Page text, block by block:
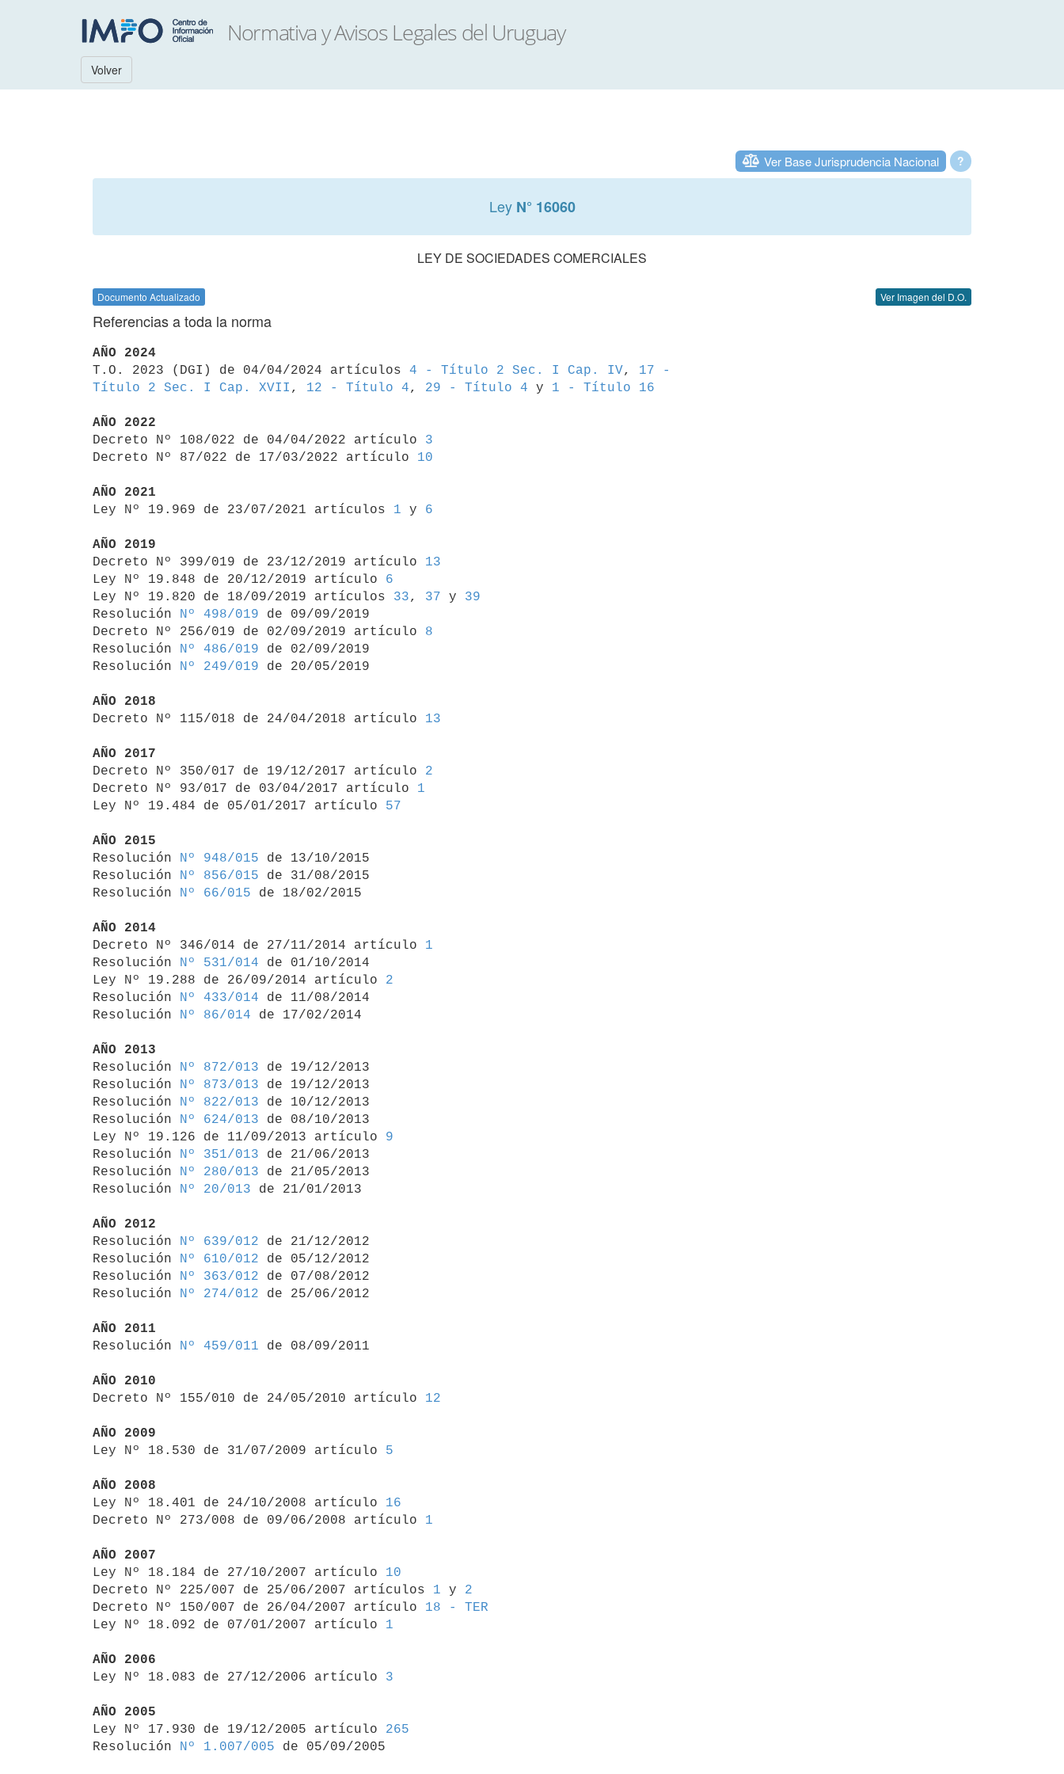
Volver
?
Ver Base Jurisprudencia Nacional
Ley N° 16060
LEY DE SOCIEDADES COMERCIALES
Documento Actualizado Ver Imagen del D.O.
Referencias a toda la norma
AÑO 2024
T.O. 2023 (DGI) de 04/04/2024 artículos 4 - Título 2 Sec. I Cap. IV, 17 -
Título 2 Sec. I Cap. XVII , 12 - Título 4, 29 - Título 4 y 1 - Título 16
AÑO 2022
Decreto Nº 108/022 de 04/04/2022 artículo 3
Decreto Nº 87/022 de 17/03/2022 artículo 10
AÑO 2021
Ley Nº 19.969 de 23/07/2021 artículos 1 y 6
AÑO 2019
Decreto Nº 399/019 de 23/12/2019 artículo 13
Ley Nº 19.848 de 20/12/2019 artículo 6
Ley Nº 19.820 de 18/09/2019 artículos 33, 37 y 39
Resolución
Nº 498/019 de 09/09/2019
Decreto Nº 256/019 de 02/09/2019 artículo 8
Resolución
Nº 486/019 de 02/09/2019
Resolución
Nº 249/019 de 20/05/2019
AÑO 2018
Decreto Nº 115/018 de 24/04/2018 artículo 13
AÑO 2017
Decreto Nº 350/017 de 19/12/2017 artículo 2
Decreto Nº 93/017 de 03/04/2017 artículo 1
Ley Nº 19.484 de 05/01/2017 artículo 57
AÑO 2015
Resolución
Nº 948/015 de 13/10/2015
Resolución
Nº 856/015 de 31/08/2015
Resolución
Nº 66/015 de 18/02/2015
AÑO 2014
Decreto Nº 346/014 de 27/11/2014 artículo 1
Resolución
Nº 531/014 de 01/10/2014
Ley Nº 19.288 de 26/09/2014 artículo 2
Resolución
Nº 433/014 de 11/08/2014
Resolución
Nº 86/014 de 17/02/2014
AÑO 2013
Resolución
Nº 872/013 de 19/12/2013
Resolución
Nº 873/013 de 19/12/2013
Resolución
Nº 822/013 de 10/12/2013
Resolución
Nº 624/013 de 08/10/2013
Ley Nº 19.126 de 11/09/2013 artículo 9
Resolución
Nº 351/013 de 21/06/2013
Resolución
Nº 280/013 de 21/05/2013
Resolución
Nº 20/013 de 21/01/2013
AÑO 2012
Resolución
Nº 639/012 de 21/12/2012
Resolución
Nº 610/012 de 05/12/2012
Resolución
Nº 363/012 de 07/08/2012
Resolución
Nº 274/012 de 25/06/2012
AÑO 2011
Resolución
Nº 459/011 de 08/09/2011
AÑO 2010
Decreto Nº 155/010 de 24/05/2010 artículo 12
AÑO 2009
Ley Nº 18.530 de 31/07/2009 artículo 5
AÑO 2008
Ley Nº 18.401 de 24/10/2008 artículo 16
Decreto Nº 273/008 de 09/06/2008 artículo 1
AÑO 2007
Ley Nº 18.184 de 27/10/2007 artículo 10
Decreto Nº 225/007 de 25/06/2007 artículos 1 y 2
Decreto Nº 150/007 de 26/04/2007 artículo 18 - TER
Ley Nº 18.092 de 07/01/2007 artículo 1
AÑO 2006
Ley Nº 18.083 de 27/12/2006 artículo 3
AÑO 2005
Ley Nº 17.930 de 19/12/2005 artículo 265
Resolución
Nº 1.007/005 de 05/09/2005